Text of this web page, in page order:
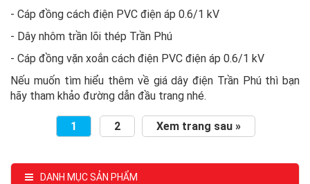
- Cáp đồng cách điện PVC điện áp 0.6/1 kV
- Dây nhôm trần lõi thép Trần Phú
- Cáp đồng vặn xoắn cách điện PVC điện áp 0.6/1 kV
Nếu muốn tìm hiểu thêm về giá dây điện Trần Phú thì bạn
hãy tham khảo đường dẫn đầu trang nhé.
1 2 Xem trang sau »
DANH MỤC SẢN PHẨM